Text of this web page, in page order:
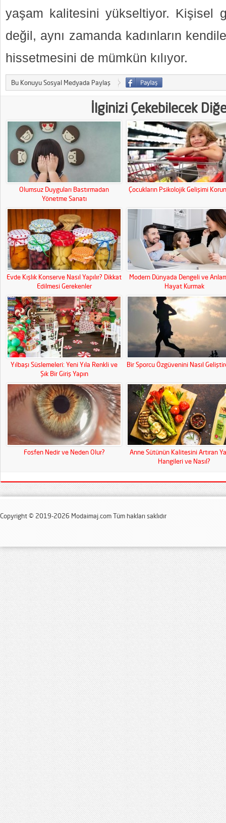
yaşam kalitesini yükseltiyor. Kişisel
değil, aynı zamanda kadınların
hissetmesini de mümkün kılıyor.
Bu Konuyu Sosyal Medyada Paylaş
İlginizi Çekebilecek
Olumsuz Duyguları Bastırmadan
Yönetme Sanatı
Çocukların Psikolojik Gelişimi
Evde Kışlık Konserve Nasıl Yapılır? Dikkat
Edilmesi Gerekenler
Modern Dünyada Dengeli ve
Hayat Kurmak
Yılbaşı Süslemeleri: Yeni Yıla Renkli ve
Şık Bir Giriş Yapın
Bir Sporcu Özgüvenini Nasıl
Fosfen Nedir ve Neden Olur?
Anne Sütünün Kalitesini Artıran
Hangileri ve Nasıl?
Copyright © 2019-2026 Modaimaj.com Tüm hakları saklıdır